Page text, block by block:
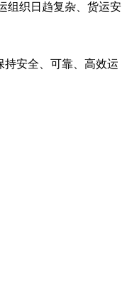
组织日趋复杂、货运安
安全、可靠、高效运